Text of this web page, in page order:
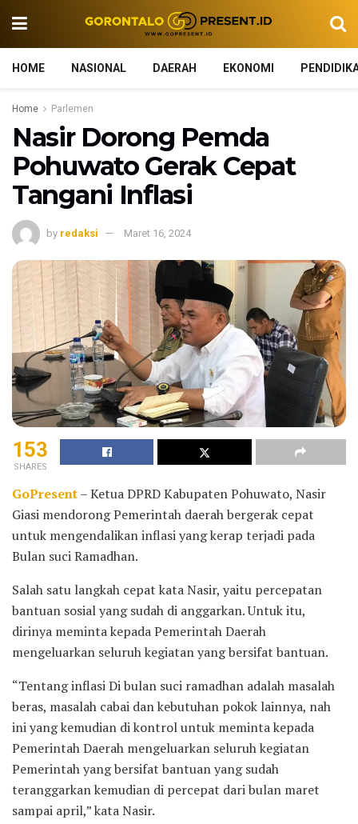
HOME NASIONAL DAERAH EKONOMI
Home Parlemen
Nasir Dorong Pemda
Pohuwato Gerak Cepat
Tangani Inflasi
by redaksi Maret 16, 2024
153
SHARES
GoPresent– Ketua DPRD Kabupaten Pohuwato, Nasir
Giasi mendorong Pemerintah daerah bergerak cepat
untuk mengendalikan inflasi yang kerap terjadi pada
Bulan suci Ramadhan.
Salah satu langkah cepat kata Nasir, yaitu percepatan
bantuan sosial yang sudah di anggarkan. Untuk itu,
dirinya meminta kepada Pemerintah Daerah
mengeluarkan seluruh kegiatan yang bersifat bantuan.
“Tentang inflasi Di bulan suci ramadhan adalah masalah
beras, masalah cabai dan kebutuhan pokok lainnya, nah
ini yang kemudian di kontrol untuk meminta kepada
Pemerintah Daerah mengeluarkan seluruh kegiatan
Pemerintah yang bersifat bantuan yang sudah
teranggarkan kemudian di percepat dari bulan maret
sampai april,” kata Nasir.